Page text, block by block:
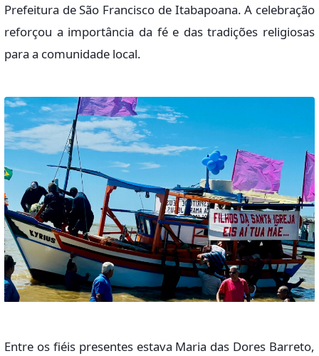
Prefeitura de São Francisco de Itabapoana. A celebração
reforçou a importância da fé e das tradições religiosas
para a comunidade local.
Entre os fiéis presentes estava Maria das Dores Barreto,